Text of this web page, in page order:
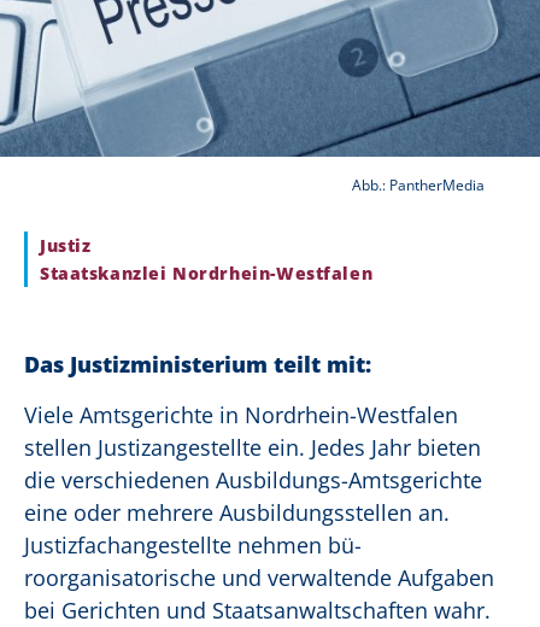
Abb.: PantherMedia
Justiz
Staatskanzlei Nordrhein-Westfalen
Das Justizministerium teilt mit:
Viele Amtsgerichte in Nordrhein-Westfalen
stellen Justizangestellte ein. Jedes Jahr bieten
die verschiedenen Ausbildungs-Amtsgerichte
eine oder mehrere Ausbildungsstellen an.
Justizfachangestellte nehmen bü­
roorganisatorische und verwaltende Aufgaben
bei Gerichten und Staatsanwaltschaften wahr.